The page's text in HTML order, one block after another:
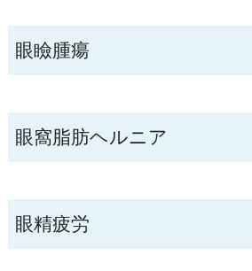
眼瞼腫瘍
眼窩脂肪ヘルニア
眼精疲労